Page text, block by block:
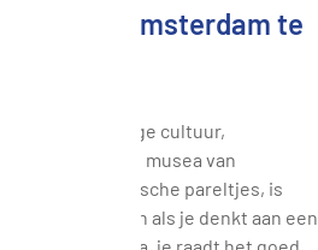
om Amsterdam te
geweldige cultuur,
nachtleven, musea van
en historische pareltjes, is
niet te missen als je denkt aan een